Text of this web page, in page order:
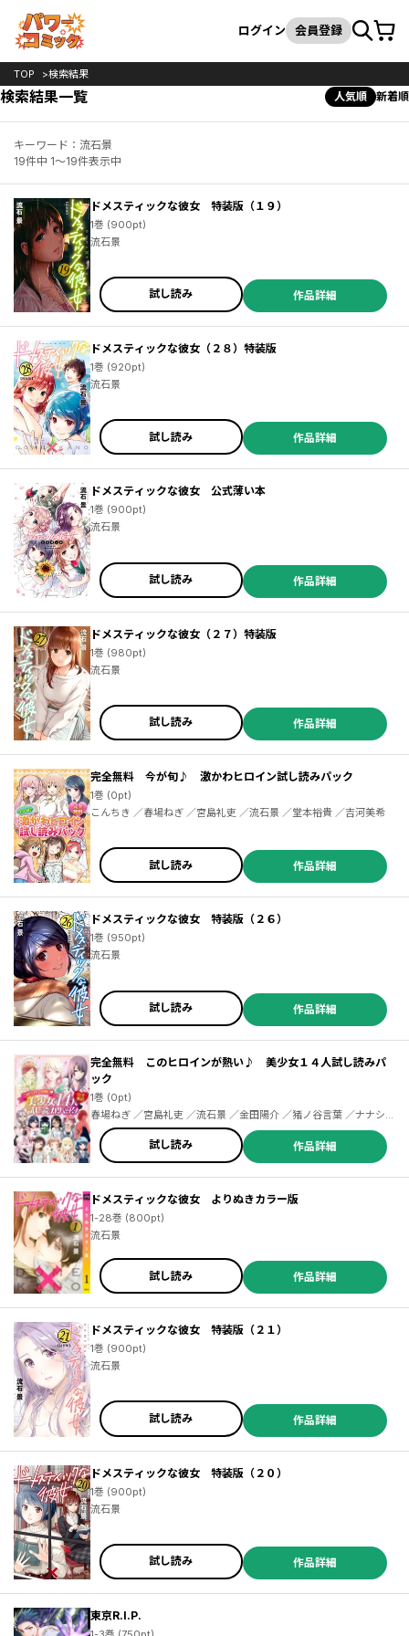
検索
ログイン 会員登録カート
TOP 検索結果
検索結果一覧 人気順 新着順
キーワード：流石景
19件中 1～19件表示中
ドメスティックな彼女 特装版（１９）
1巻 (900pt)
流石景
試し読み 作品詳細
ドメスティックな彼女（２８）特装版
1巻 (920pt)
流石景
試し読み 作品詳細
ドメスティックな彼女 公式薄い本
1巻 (900pt)
流石景
試し読み 作品詳細
ドメスティックな彼女（２７）特装版
1巻 (980pt)
流石景
試し読み 作品詳細
完全無料 今が旬♪ 激かわヒロイン試し読みパック
1巻 (0pt)
こんちき ／春場ねぎ ／宮島礼吏 ／流石景 ／堂本裕貴 ／吉河美希
試し読み 作品詳細
ドメスティックな彼女 特装版（２６）
1巻 (950pt)
流石景
試し読み 作品詳細
完全無料 このヒロインが熱い♪ 美少女１４人試し読みパ
ック
1巻 (0pt)
春場ねぎ ／宮島礼吏 ／流石景 ／金田陽介 ／猪ノ谷言葉 ／ナナシ
／英貴 ／押見修造 ／岡田麿里 ／絵本奈央 ／西尾維新 ／大暮維人
／瀬尾公治 ／真木蛍五 ／山本崇一朗 ／高畑弓
試し読み 作品詳細
ドメスティックな彼女 よりぬきカラー版
1-28巻 (800pt)
流石景
試し読み 作品詳細
ドメスティックな彼女 特装版（２１）
1巻 (900pt)
流石景
試し読み 作品詳細
ドメスティックな彼女 特装版（２０）
1巻 (900pt)
流石景
試し読み 作品詳細
東京R.I.P.